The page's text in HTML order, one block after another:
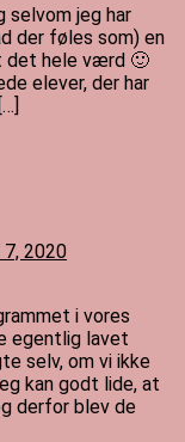
selvom jeg har
der føles som) en
det hele værd 🙂
elever, der har
7, 2020
i vores
egentlig lavet
selv, om vi ikke
kan godt lide, at
derfor blev de